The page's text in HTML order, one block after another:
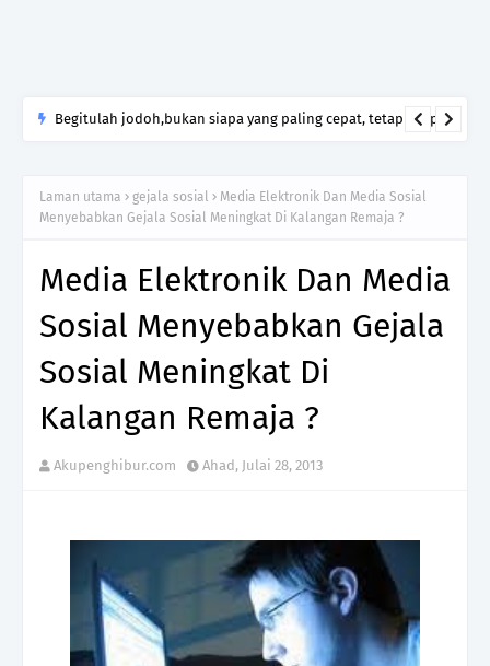
Begitulah jodoh,bukan siapa yang paling cepat, tetapi siapa
ingin menutup mulut manusia
Laman utama gejala sosial
Media Elektronik Dan Media Sosial
Menyebabkan Gejala Sosial Meningkat Di Kalangan Remaja ?
Media Elektronik Dan Media
Sosial Menyebabkan Gejala
Sosial Meningkat Di
Kalangan Remaja ?
Akupenghibur.com Ahad, Julai 28, 2013